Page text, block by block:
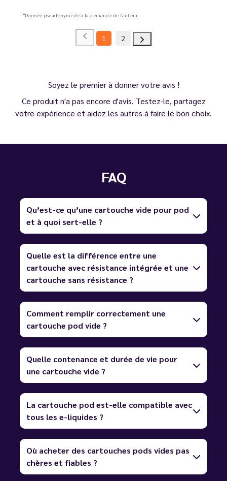
*Donnée pseudonymisée à la demande de l'auteur.
1 2
Soyez le premier à donner votre avis !
Ce produit n'a pas encore d'avis. Testez-le, partagez
votre expérience et aidez les autres à faire le bon choix.
FAQ
Qu’est-ce qu’une cartouche vide pour pod
et à quoi sert-elle ?
Quelle est la différence entre une
cartouche avec résistance intégrée et une
cartouche sans résistance ?
Comment remplir correctement une
cartouche pod vide ?
Quelle contenance et durée de vie pour
une cartouche vide ?
La cartouche pod est-elle compatible avec
tous les e-liquides ?
Où acheter des cartouches pods vides pas
chères et fiables ?